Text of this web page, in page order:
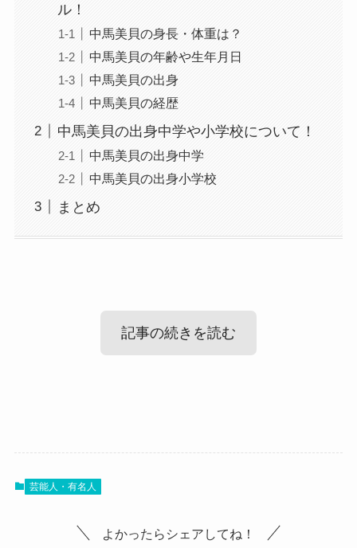
ル！
中馬美貝の身長・体重は？
中馬美貝の年齢や生年月日
中馬美貝の出身
中馬美貝の経歴
中馬美貝の出身中学や小学校について！
中馬美貝の出身中学
中馬美貝の出身小学校
まとめ
記事の続きを読む
では、中馬美貝さんのプロフィールを見ていきま
芸能人・有名人
よかったらシェアしてね！